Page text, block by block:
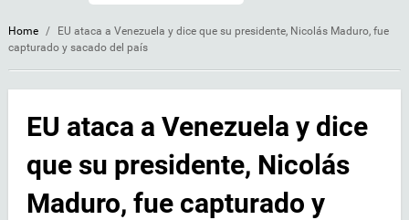
Home /
EU ataca a Venezuela y dice que su presidente, Nicolás Maduro, fue
capturado y sacado del país
EU ataca a Venezuela y dice
que su presidente, Nicolás
Maduro, fue capturado y